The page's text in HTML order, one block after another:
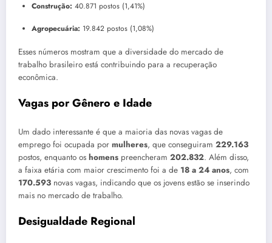
Construção: 40.871 postos (1,41%)
Agropecuária: 19.842 postos (1,08%)
Esses números mostram que a diversidade do mercado de
trabalho brasileiro está contribuindo para a recuperação
econômica.
Vagas por Gênero e Idade
Um dado interessante é que a maioria das novas vagas de
emprego foi ocupada por mulheres, que conseguiram 229.163
postos, enquanto os homens preencheram 202.832. Além disso,
a faixa etária com maior crescimento foi a de 18 a 24 anos, com
170.593 novas vagas, indicando que os jovens estão se inserindo
mais no mercado de trabalho.
Desigualdade Regional